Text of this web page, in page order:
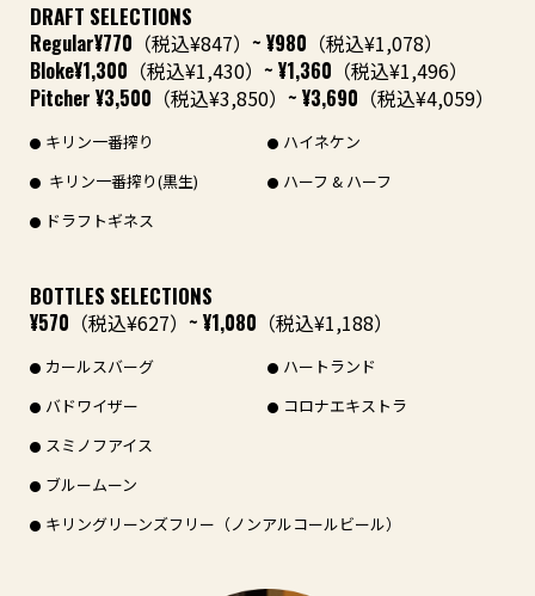
DRAFT SELECTIONS
Regular¥770 （税込¥847） ~ ¥980 （税込¥1,078）
Bloke¥1,300 （税込¥1,430） ~ ¥1,360 （税込¥1,496）
Pitcher ¥3,500 （税込¥3,850） ~ ¥3,690 （税込¥4,059）
キリン一番搾り
ハイネケン
キリン一番搾り(黒生)
ハーフ & ハーフ
ドラフトギネス
BOTTLES SELECTIONS
¥570 （税込¥627） ~ ¥1,080 （税込¥1,188）
カールスバーグ
ハートランド
バドワイザー
コロナエキストラ
スミノフアイス
ブルームーン
キリングリーンズフリー（ノンアルコールビール）